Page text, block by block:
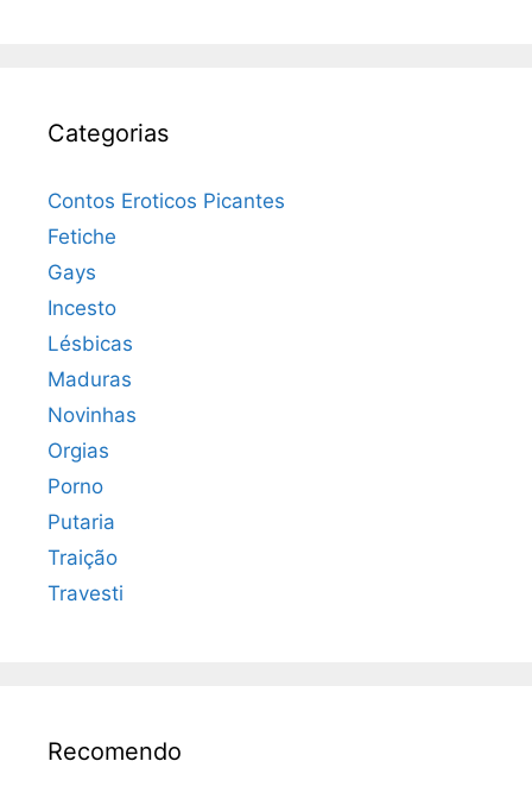
Categorias
Contos Eroticos Picantes
Fetiche
Gays
Incesto
Lésbicas
Maduras
Novinhas
Orgias
Porno
Putaria
Traição
Travesti
Recomendo